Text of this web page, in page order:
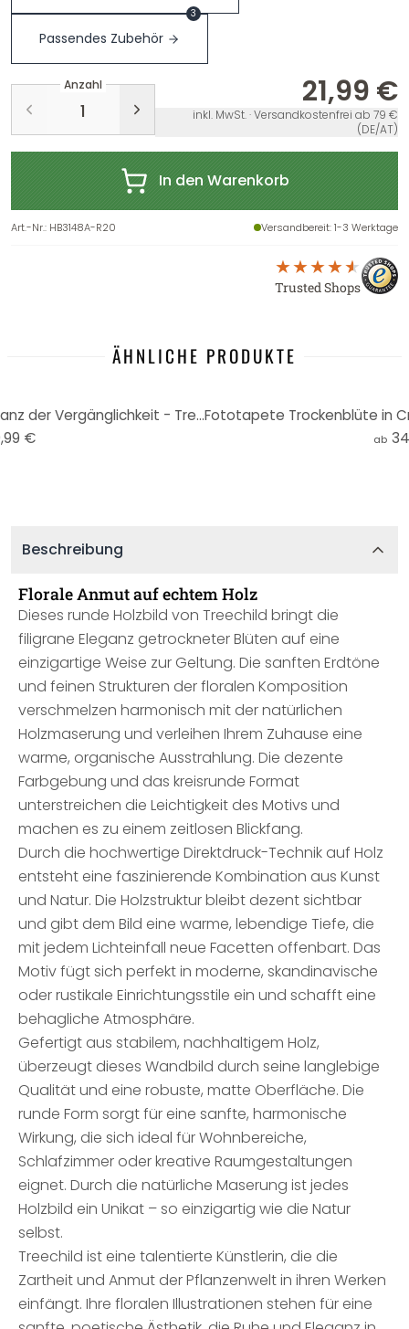
Passendes Zubehör
3
Anzahl 21,99 €
inkl. MwSt. · Versandkostenfrei ab 79 €
(DE/AT)
In den Warenkorb
Art.-Nr.: HB3148A-R20 Versandbereit: 1-3 Werktage
Trusted Shops
ÄHNLICHE PRODUKTE
Glasbild Trockenblumen - Eleganz der Vergänglichkeit - Treechild - Rund
€
ab
Beschreibung
Florale Anmut auf echtem Holz
Dieses runde Holzbild von Treechild bringt die
filigrane Eleganz getrockneter Blüten auf eine
einzigartige Weise zur Geltung. Die sanften Erdtöne
und feinen Strukturen der floralen Komposition
verschmelzen harmonisch mit der natürlichen
Holzmaserung und verleihen Ihrem Zuhause eine
warme, organische Ausstrahlung. Die dezente
Farbgebung und das kreisrunde Format
unterstreichen die Leichtigkeit des Motivs und
machen es zu einem zeitlosen Blickfang.
Durch die hochwertige Direktdruck-Technik auf Holz
entsteht eine faszinierende Kombination aus Kunst
und Natur. Die Holzstruktur bleibt dezent sichtbar
und gibt dem Bild eine warme, lebendige Tiefe, die
mit jedem Lichteinfall neue Facetten offenbart. Das
Motiv fügt sich perfekt in moderne, skandinavische
oder rustikale Einrichtungsstile ein und schafft eine
behagliche Atmosphäre.
Gefertigt aus stabilem, nachhaltigem Holz,
überzeugt dieses Wandbild durch seine langlebige
Qualität und eine robuste, matte Oberfläche. Die
runde Form sorgt für eine sanfte, harmonische
Wirkung, die sich ideal für Wohnbereiche,
Schlafzimmer oder kreative Raumgestaltungen
eignet. Durch die natürliche Maserung ist jedes
Holzbild ein Unikat – so einzigartig wie die Natur
selbst.
Treechild ist eine talentierte Künstlerin, die die
Zartheit und Anmut der Pflanzenwelt in ihren Werken
einfängt. Ihre floralen Illustrationen stehen für eine